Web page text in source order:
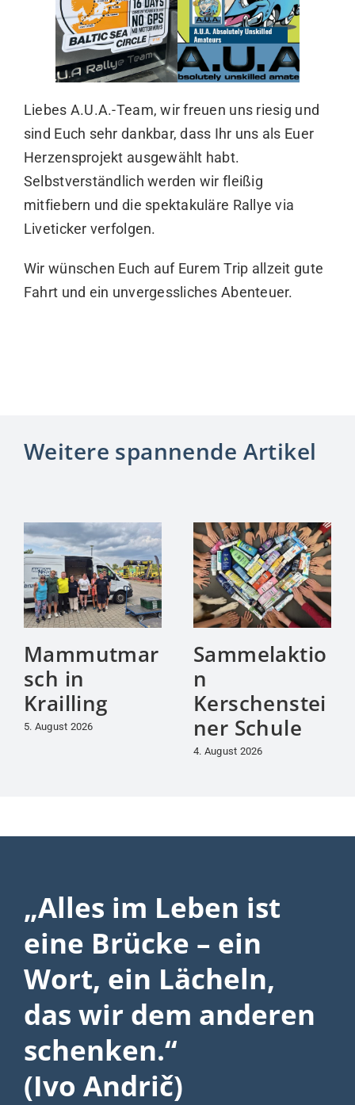
Liebes A.U.A.-Team, wir freuen uns riesig und
sind Euch sehr dankbar, dass Ihr uns als Euer
Herzensprojekt ausgewählt habt.
Selbstverständlich werden wir fleißig
mitfiebern und die spektakuläre Rallye via
Liveticker verfolgen.
Wir wünschen Euch auf Eurem Trip allzeit gute
Fahrt und ein unvergessliches Abenteuer.
Weitere spannende Artikel
Mammutmar
sch in
Krailling
5. August 2026
Sammelaktio
n
Kerschenstei
ner Schule
4. August 2026
„Alles im Leben ist
eine Brücke – ein
Wort, ein Lächeln,
das wir dem anderen
schenken.“
(Ivo Andrič)